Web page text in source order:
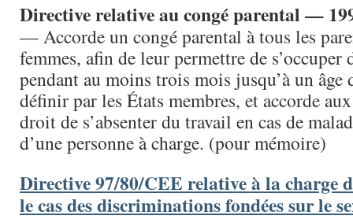
Directive relative au congé parental —
— Accorde un congé parental à tous les
femmes, afin de leur permettre de s’occuper
pendant au moins trois mois jusqu’à un âge
définir par les États membres, et accorde
droit de s’absenter du travail en cas de
d’une personne à charge. (pour mémoire)
Directive 97/80/CEE relative à la charge
le cas des discriminations fondées sur le